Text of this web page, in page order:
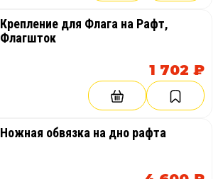
Крепление для Флага на Рафт,
Флагшток
1 702 ₽
Ножная обвязка на дно рафта